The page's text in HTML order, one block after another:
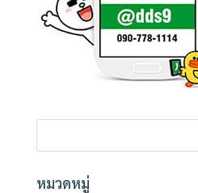
หมวดหมู่